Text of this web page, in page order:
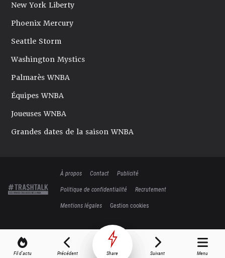
Fil d'actu Précédent Share Suivant Menu
New York Liberty
Phoenix Mercury
Seattle Storm
Washington Mystics
Palmarès WNBA
Équipes WNBA
Joueuses WNBA
Grandes dates de la saison WNBA
À propos Contact
Publicité
Politique de confidentialité
Recrutement
Mentions légales
Gestion cookies